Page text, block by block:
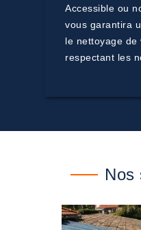
Accessible ou
vous garantira
le nettoyage
respectant les
Nos